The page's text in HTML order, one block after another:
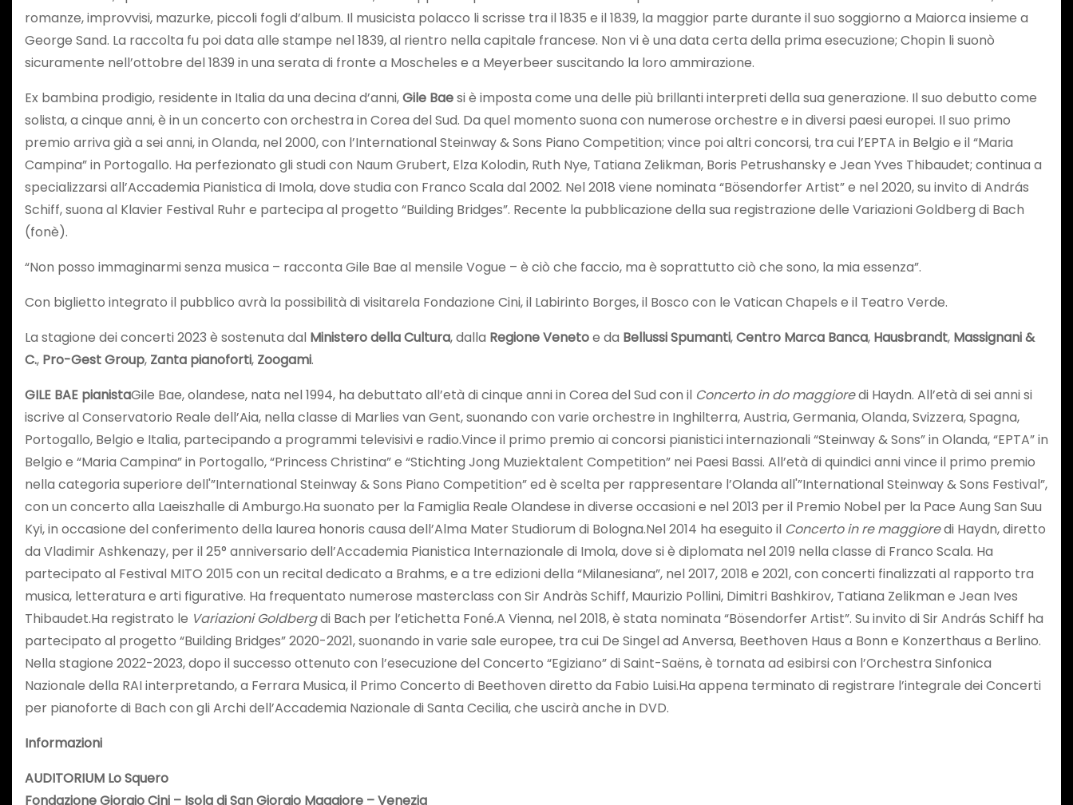
romanze, improvvisi, mazurke, piccoli fogli d’album. Il musicista polacco li scrisse tra il 1835 e il 1839, la maggior parte durante il suo soggiorno a Maiorca insieme a
George Sand. La raccolta fu poi data alle stampe nel 1839, al rientro nella capitale francese. Non vi è una data certa della prima esecuzione; Chopin li suonò
sicuramente nell’ottobre del 1839 in una serata di fronte a Moscheles e a Meyerbeer suscitando la loro ammirazione.
Ex bambina prodigio, residente in Italia da una decina d’anni,Gile Baesi è imposta come una delle più brillanti interpreti della sua generazione. Il suo debutto come
solista, a cinque anni, è in un concerto con orchestra in Corea del Sud. Da quel momento suona con numerose orchestre e in diversi paesi europei. Il suo primo
premio arriva già a sei anni, in Olanda, nel 2000, con l’International Steinway & Sons Piano Competition; vince poi altri concorsi, tra cui l’EPTA in Belgio e il “Maria
Campina” in Portogallo. Ha perfezionato gli studi con Naum Grubert, Elza Kolodin, Ruth Nye, Tatiana Zelikman, Boris Petrushansky e Jean Yves Thibaudet; continua a
specializzarsi all’Accademia Pianistica di Imola, dove studia con Franco Scala dal 2002. Nel 2018 viene nominata “Bösendorfer Artist” e nel 2020, su invito di András
Schiff, suona al Klavier Festival Ruhr e partecipa al progetto “Building Bridges”. Recente la pubblicazione della sua registrazione delle Variazioni Goldberg di Bach
(fonè).
“Non posso immaginarmi senza musica – racconta Gile Bae al mensile Vogue – è ciò che faccio, ma è soprattutto ciò che sono, la mia essenza”.
Con biglietto integrato il pubblico avrà la possibilità di visitarela Fondazione Cini, il Labirinto Borges, il Bosco con le Vatican Chapels e il Teatro Verde.
La stagione dei concerti 2023 è sostenuta dal Ministero della Cultura, dalla Regione Venetoe da Bellussi Spumanti,Centro Marca Banca, Hausbrandt, Massignani &
C., Pro-Gest Group, Zanta pianoforti, Zoogami.
GILE BAE pianistaGile Bae, olandese, nata nel 1994, ha debuttato all’età di cinque anni in Corea del Sud con il Concerto in do maggioredi Haydn. All’età di sei anni si
iscrive al Conservatorio Reale dell’Aia, nella classe di Marlies van Gent, suonando con varie orchestre in Inghilterra, Austria, Germania, Olanda, Svizzera, Spagna,
Portogallo, Belgio e Italia, partecipando a programmi televisivi e radio.Vince il primo premio ai concorsi pianistici internazionali “Steinway & Sons” in Olanda, “EPTA” in
Belgio e “Maria Campina” in Portogallo, “Princess Christina” e “Stichting Jong Muziektalent Competition” nei Paesi Bassi. All’età di quindici anni vince il primo premio
nella categoria superiore dell'”International Steinway & Sons Piano Competition” ed è scelta per rappresentare l’Olanda all'”International Steinway & Sons Festival”,
con un concerto alla Laeiszhalle di Amburgo.Ha suonato per la Famiglia Reale Olandese in diverse occasioni e nel 2013 per il Premio Nobel per la Pace Aung San Suu
Kyi, in occasione del conferimento della laurea honoris causa dell’Alma Mater Studiorum di Bologna.Nel 2014 ha eseguito il Concerto in re maggioredi Haydn, diretto
da Vladimir Ashkenazy, per il 25° anniversario dell’Accademia Pianistica Internazionale di Imola, dove si è diplomata nel 2019 nella classe di Franco Scala. Ha
partecipato al Festival MITO 2015 con un recital dedicato a Brahms, e a tre edizioni della “Milanesiana”, nel 2017, 2018 e 2021, con concerti finalizzati al rapporto tra
musica, letteratura e arti figurative. Ha frequentato numerose masterclass con Sir Andràs Schiff, Maurizio Pollini, Dimitri Bashkirov, Tatiana Zelikman e Jean Ives
Thibaudet.Ha registrato le Variazioni Goldbergdi Bach per l’etichetta Foné.A Vienna, nel 2018, è stata nominata “Bösendorfer Artist”. Su invito di Sir András Schiff ha
partecipato al progetto “Building Bridges” 2020-2021, suonando in varie sale europee, tra cui De Singel ad Anversa, Beethoven Haus a Bonn e Konzerthaus a Berlino.
Nella stagione 2022-2023, dopo il successo ottenuto con l’esecuzione del Concerto “Egiziano” di Saint-Saëns, è tornata ad esibirsi con l’Orchestra Sinfonica
Nazionale della RAI interpretando, a Ferrara Musica, il Primo Concerto di Beethoven diretto da Fabio Luisi.Ha appena terminato di registrare l’integrale dei Concerti
per pianoforte di Bach con gli Archi dell’Accademia Nazionale di Santa Cecilia, che uscirà anche in DVD.
Informazioni
AUDITORIUM Lo Squero
Fondazione Giorgio Cini – Isola di San Giorgio Maggiore – Venezia